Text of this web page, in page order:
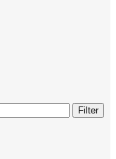
Filter